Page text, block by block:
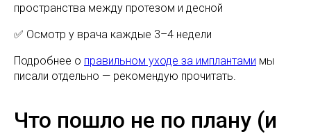
пространства между протезом и десной
✅ Осмотр у врача каждые 3–4 недели
Подробнее о правильном уходе за имплантами мы
писали отдельно — рекомендую прочитать.
Что пошло не по плану (и